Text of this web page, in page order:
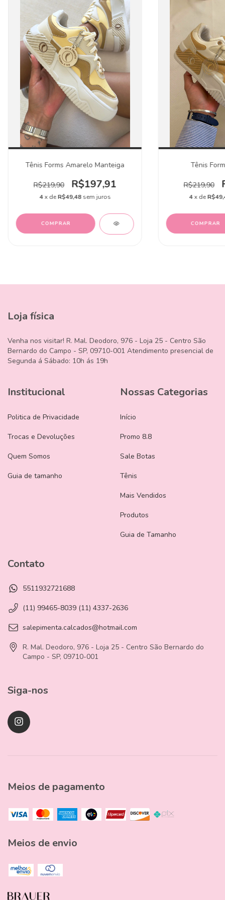
Tênis Forms Amarelo Manteiga
R$219,90 R$197,91
4 x deR$49,48 sem juros
COMPRAR
Tênis
R$219,90
4x de
COMPRAR
Loja física
Venha nos visitar! R. Mal. Deodoro, 976 - Loja 25 - Centro São
Bernardo do Campo - SP, 09710-001 Atendimento presencial de
Segunda á Sábado: 10h ás 19h
Institucional
Politica de Privacidade
Trocas e Devoluções
Quem Somos
Guia de tamanho
Nossas Categorias
Início
Promo 8.8
Sale Botas
Tênis
Mais Vendidos
Produtos
Guia de Tamanho
Contato
5511932721688
(11) 99465-8039 (11) 4337-2636
salepimenta.calcados@hotmail.com
R. Mal. Deodoro, 976 - Loja 25 - Centro São Bernardo do
Campo - SP, 09710-001
Siga-nos
Meios de pagamento
Meios de envio